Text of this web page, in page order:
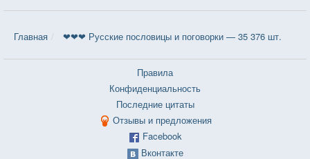
Главная ❤❤❤ Русские пословицы и поговорки — 35 376 шт.
Правила
Конфиденциальность
Последние цитаты
Отзывы и предложения
Facebook
Вконтакте